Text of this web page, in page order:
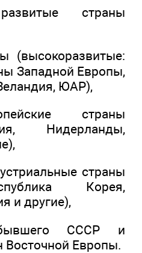
страны
(высокоразвитые:
Западной Европы,
ЮАР),
страны
Нидерланды,
страны
Корея,
и другие),
СССР и
Восточной Европы.